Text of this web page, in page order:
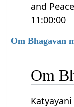
and
11:00:00
Om Bhagavan
Om